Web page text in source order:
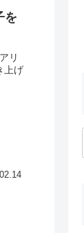
を
リ
上げ